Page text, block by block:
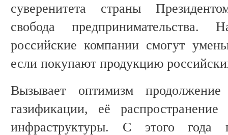
суверенитета страны
свобода
российские компании смогут
если покупают продукцию
Вызывает оптимизм
газификации, её
инфраструктуры. С этого года